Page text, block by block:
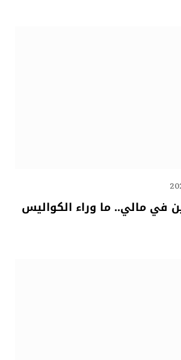
في مالي.. ما وراء الكواليس